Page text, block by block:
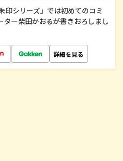
印シリーズ」では初めてのコミ
ター柴田かおるが書きおろしまし
詳細を見る